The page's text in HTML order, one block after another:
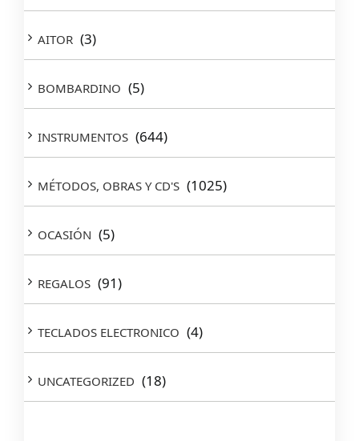
AITOR (3)
BOMBARDINO (5)
INSTRUMENTOS (644)
MÉTODOS, OBRAS Y CD'S (1025)
OCASIÓN (5)
REGALOS (91)
TECLADOS ELECTRONICO (4)
UNCATEGORIZED (18)